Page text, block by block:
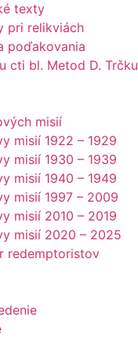
texty
pri relikviách
poďakovania
cti bl. Metod D. Trčku
misií
misií 1922 – 1929
misií 1930 – 1939
misií 1940 – 1949
misií 1997 – 2009
misií 2010 – 2019
misií 2020 – 2025
redemptoristov